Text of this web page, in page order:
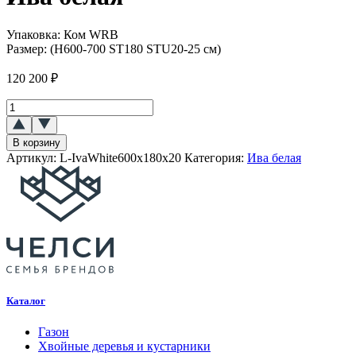
Упаковка: Ком WRB
Размер: (H600-700 ST180 STU20-25 см)
120 200 ₽
Количество
товара
Ива
белая
В корзину
Артикул: L-IvaWhite600x180x20 Категория: Ива белая
Каталог
Газон
Хвойные деревья и кустарники